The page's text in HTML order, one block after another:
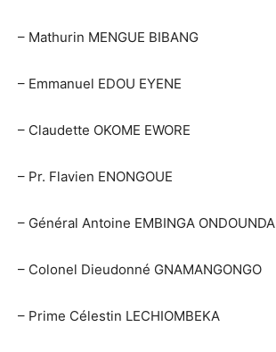
– Mathurin MENGUE BIBANG
– Emmanuel EDOU EYENE
– Claudette OKOME EWORE
– Pr. Flavien ENONGOUE
– Général Antoine EMBINGA ONDOUNDA
– Colonel Dieudonné GNAMANGONGO
– Prime Célestin LECHIOMBEKA